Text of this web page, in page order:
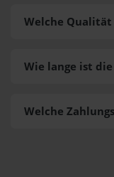
Welche
Welche Qualität
Wie lange ist